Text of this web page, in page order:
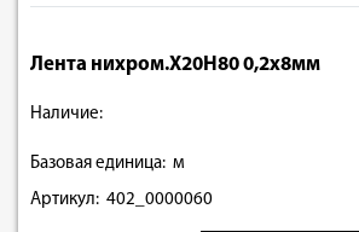
Лента нихром.Х20Н80 0,2х8мм
Наличие:
Базовая единица: м
Артикул: 402_0000060